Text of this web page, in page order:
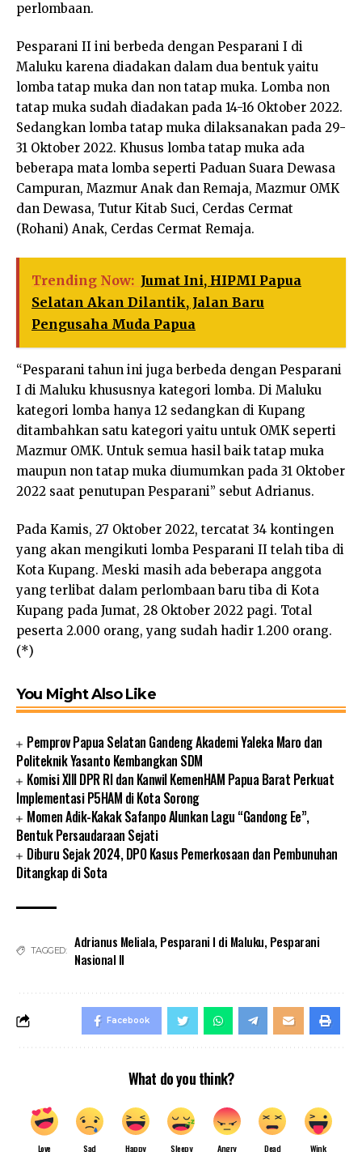
perlombaan.
Pesparani II ini berbeda dengan Pesparani I di
Maluku karena diadakan dalam dua bentuk yaitu
lomba tatap muka dan non tatap muka. Lomba non
tatap muka sudah diadakan pada 14-16 Oktober 2022.
Sedangkan lomba tatap muka dilaksanakan pada 29-
31 Oktober 2022. Khusus lomba tatap muka ada
beberapa mata lomba seperti Paduan Suara Dewasa
Campuran, Mazmur Anak dan Remaja, Mazmur OMK
dan Dewasa, Tutur Kitab Suci, Cerdas Cermat
(Rohani) Anak, Cerdas Cermat Remaja.
Trending Now: Jumat Ini, HIPMI Papua
Selatan Akan Dilantik, Jalan Baru
Pengusaha Muda Papua
“Pesparani tahun ini juga berbeda dengan Pesparani
I di Maluku khususnya kategori lomba. Di Maluku
kategori lomba hanya 12 sedangkan di Kupang
ditambahkan satu kategori yaitu untuk OMK seperti
Mazmur OMK. Untuk semua hasil baik tatap muka
maupun non tatap muka diumumkan pada 31 Oktober
2022 saat penutupan Pesparani” sebut Adrianus.
Pada Kamis, 27 Oktober 2022, tercatat 34 kontingen
yang akan mengikuti lomba Pesparani II telah tiba di
Kota Kupang. Meski masih ada beberapa anggota
yang terlibat dalam perlombaan baru tiba di Kota
Kupang pada Jumat, 28 Oktober 2022 pagi. Total
peserta 2.000 orang, yang sudah hadir 1.200 orang.
(*)
You Might Also Like
Pemprov Papua Selatan Gandeng Akademi Yaleka Maro dan
Politeknik Yasanto Kembangkan SDM
Komisi XIII DPR RI dan Kanwil KemenHAM Papua Barat Perkuat
Implementasi P5HAM di Kota Sorong
Momen Adik-Kakak Safanpo Alunkan Lagu “Gandong Ee”,
Bentuk Persaudaraan Sejati
Diburu Sejak 2024, DPO Kasus Pemerkosaan dan Pembunuhan
Ditangkap di Sota
TAGGED: Adrianus Meliala, Pesparani I di Maluku, Pesparani
Nasional II
Facebook
What do you think?
Love Sad Happy Sleepy Angry Dead Wink